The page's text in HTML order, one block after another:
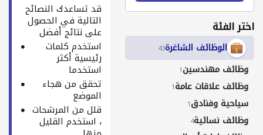
اختر الفئة
الوظائف الشاغرة43
وظائف مهندسين1
وظائف علاقات عامة1
سياحية وفنادق1
وظائف نسائية4
قد تساعدك النصائح
التالية في الحصول
على نتائج أفضل
استخدم كلمات
رئيسية أكثر
استخدما
تحقق من هجاء
الموضع
قلل من المرشحات
، استخدم القليل